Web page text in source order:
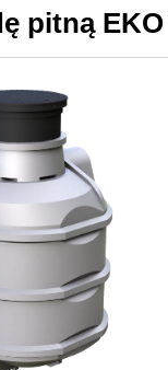
pitną